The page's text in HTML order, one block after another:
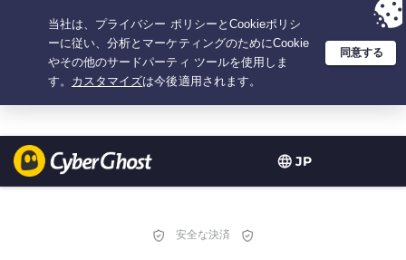
JP
選択プラン：2.1666666666667年間 $ 2.19 /月の 大特価
安全な決済